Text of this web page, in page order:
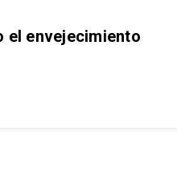
el envejecimiento